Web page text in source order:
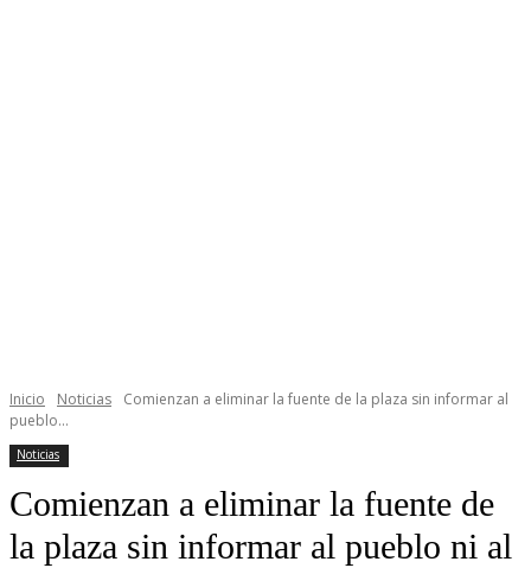
Inicio Noticias
Comienzan a eliminar la fuente de la plaza sin informar al
pueblo...
Noticias
Comienzan a eliminar la fuente de
la plaza sin informar al pueblo ni al